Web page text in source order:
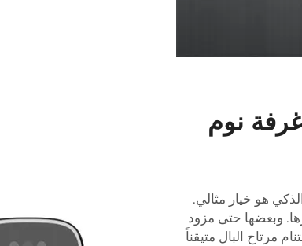
نوم
هو خيار مثالي.
وبعضها حتى مزود
مرتاح البال متيقناً